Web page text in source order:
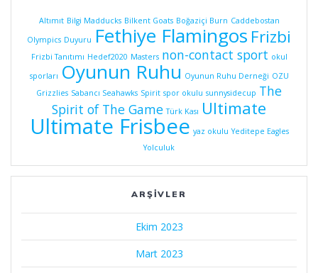
Altımıt Bilgi Madducks Bilkent Goats Boğaziçi Burn Caddebostan
Olympics Duyuru Fethiye Flamingos Frizbi
Frizbi Tanıtımı Hedef2020 Masters non-contact sport okul
sporları Oyunun Ruhu Oyunun Ruhu Derneği OZU
Grizzlies Sabancı Seahawks Spirit spor okulu sunnysidecup The
Spirit of The Game Türk Kası Ultimate
Ultimate Frisbee yaz okulu Yeditepe Eagles
Yolculuk
ARŞIVLER
Ekim 2023
Mart 2023